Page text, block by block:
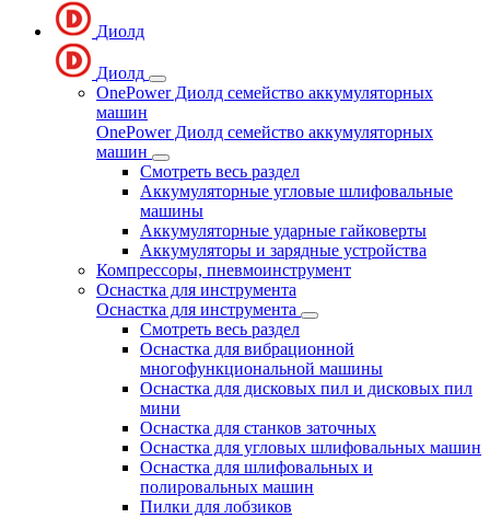
Диолд
Диолд
OnePower Диолд семейство аккумуляторных
машин
OnePower Диолд семейство аккумуляторных
машин
Смотреть весь раздел
Аккумуляторные угловые шлифовальные
машины
Аккумуляторные ударные гайковерты
Аккумуляторы и зарядные устройства
Компрессоры, пневмоинструмент
Оснастка для инструмента
Оснастка для инструмента
Смотреть весь раздел
Оснастка для вибрационной
многофункциональной машины
Оснастка для дисковых пил и дисковых пил
мини
Оснастка для станков заточных
Оснастка для угловых шлифовальных машин
Оснастка для шлифовальных и
полировальных машин
Пилки для лобзиков